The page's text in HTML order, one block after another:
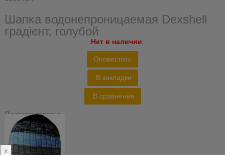
Шапка водонепроницаемая Dexshell
градієнт, голубой
Нет в наличии
Оповестить
В закладки
В сравнение
Похожие товары
x